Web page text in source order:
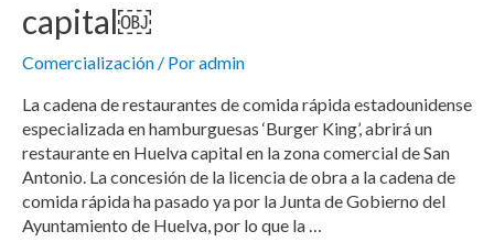
capital￼
Comercialización / Poradmin
La cadena de restaurantes de comida rápida estadounidense
especializada en hamburguesas ‘Burger King’, abrirá un
restaurante en Huelva capital en la zona comercial de San
Antonio. La concesión de la licencia de obra a la cadena de
comida rápida ha pasado ya por la Junta de Gobierno del
Ayuntamiento de Huelva, por lo que la …